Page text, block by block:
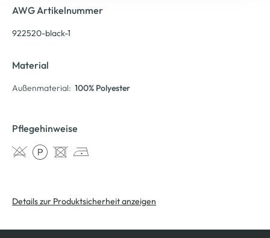
AWG Artikelnummer
922520-black-1
Material
Außenmaterial: 100% Polyester
Pflegehinweise
Details zur Produktsicherheit anzeigen